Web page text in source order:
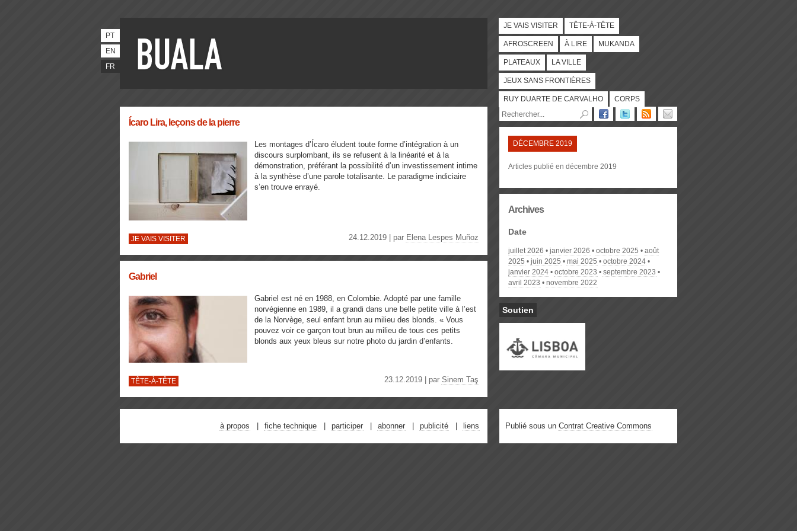
PT
EN
FR
JE VAIS VISITER TÊTE-À-TÊTE
AFROSCREEN À LIRE MUKANDA
PLATEAUX LA VILLE
JEUX SANS FRONTIÈRES
RUY DUARTE DE CARVALHO CORPS
Ícaro Lira, leçons de la pierre
Les montages d’Ícaro éludent toute forme d’intégration à un
discours surplombant, ils se refusent à la linéarité et à la
démonstration, préférant la possibilité d’un investissement intime
à la synthèse d’une parole totalisante. Le paradigme indiciaire
s’en trouve enrayé.
JE VAIS VISITER 24.12.2019 | par Elena Lespes Muñoz
Gabriel
Gabriel est né en 1988, en Colombie. Adopté par une famille
norvégienne en 1989, il a grandi dans une belle petite ville à l’est
de la Norvège, seul enfant brun au milieu des blonds. « Vous
pouvez voir ce garçon tout brun au milieu de tous ces petits
blonds aux yeux bleus sur notre photo du jardin d’enfants.
TÊTE-À-TÊTE 23.12.2019 | par Sinem Taş
DÉCEMBRE 2019
Articles publié en décembre 2019
Archives
Date
juillet 2026 janvier 2026 octobre 2025
août
2025
juin 2025 mai 2025
octobre 2024
janvier 2024
octobre 2023
septembre 2023
avril 2023
novembre 2022
Soutien
à propos fiche technique participer abonner publicité liens Publié sous un Contrat Creative Commons